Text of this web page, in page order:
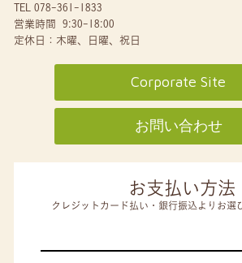
TEL 078-361-1833
営業時間 9:30-18:00
定休日：木曜、日曜、祝日
Corporate Site
お問い合わせ
お支払い方法
クレジットカード払い・銀行振込よりお選